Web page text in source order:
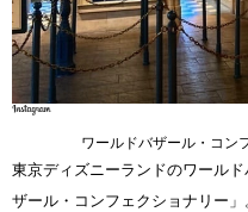
ワールドバザール・コン
東京ディズニーランドのワール
ザール・コンフェクショナリー」